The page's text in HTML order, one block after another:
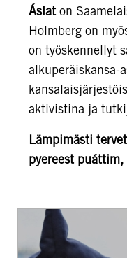
Áslaton
Holmberg on
on työskennellyt
alkuperäiskansa-
aktivistina ja
Lämpimästi
pyereest
Taistelu
maasta